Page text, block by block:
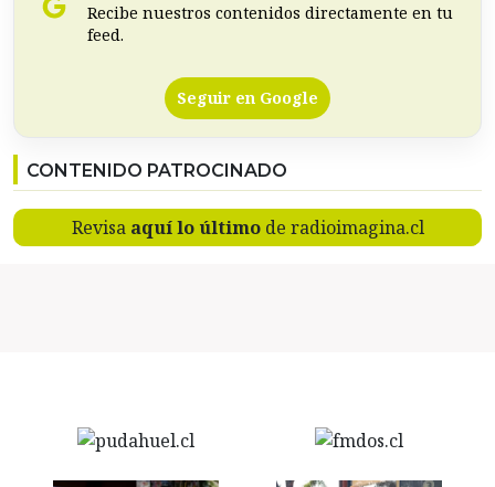
Recibe nuestros contenidos directamente en tu
feed.
Seguir en Google
CONTENIDO PATROCINADO
Revisa aquí lo últimode radioimagina.cl